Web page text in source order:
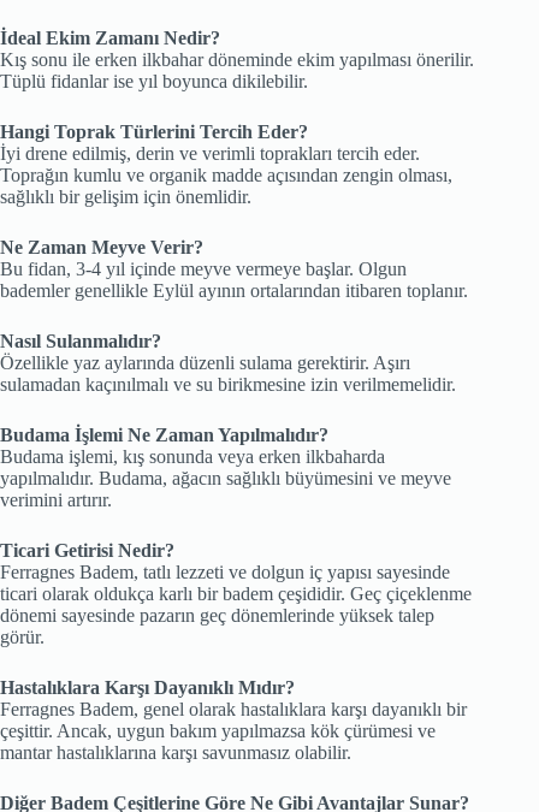
İdeal Ekim Zamanı Nedir?
Kış sonu ile erken ilkbahar döneminde ekim yapılması önerilir.
Tüplü fidanlar ise yıl boyunca dikilebilir.
Hangi Toprak Türlerini Tercih Eder?
İyi drene edilmiş, derin ve verimli toprakları tercih eder.
Toprağın kumlu ve organik madde açısından zengin olması,
sağlıklı bir gelişim için önemlidir.
Ne Zaman Meyve Verir?
Bu fidan, 3-4 yıl içinde meyve vermeye başlar. Olgun
bademler genellikle Eylül ayının ortalarından itibaren toplanır.
Nasıl Sulanmalıdır?
Özellikle yaz aylarında düzenli sulama gerektirir. Aşırı
sulamadan kaçınılmalı ve su birikmesine izin verilmemelidir.
Budama İşlemi Ne Zaman Yapılmalıdır?
Budama işlemi, kış sonunda veya erken ilkbaharda
yapılmalıdır. Budama, ağacın sağlıklı büyümesini ve meyve
verimini artırır.
Ticari Getirisi Nedir?
Ferragnes Badem, tatlı lezzeti ve dolgun iç yapısı sayesinde
ticari olarak oldukça karlı bir badem çeşididir. Geç çiçeklenme
dönemi sayesinde pazarın geç dönemlerinde yüksek talep
görür.
Hastalıklara Karşı Dayanıklı Mıdır?
Ferragnes Badem, genel olarak hastalıklara karşı dayanıklı bir
çeşittir. Ancak, uygun bakım yapılmazsa kök çürümesi ve
mantar hastalıklarına karşı savunmasız olabilir.
Diğer Badem Çeşitlerine Göre Ne Gibi Avantajlar Sunar?